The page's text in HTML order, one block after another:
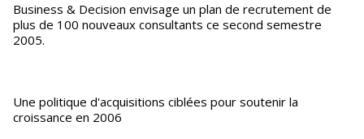
Business & Decision envisage un plan de recrutement de
plus de 100 nouveaux consultants ce second semestre
2005.
Une politique d'acquisitions ciblées pour soutenir la
croissance en 2006